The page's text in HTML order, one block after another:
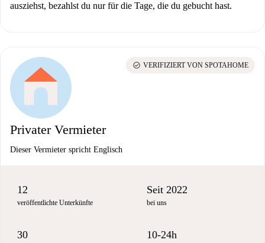
ausziehst, bezahlst du nur für die Tage, die du gebucht hast.
Privater Vermieter
Dieser Vermieter spricht Englisch
check_circle VERIFIZIERT VON SPOTAHOME
12
veröffentlichte Unterkünfte
Seit 2022
bei uns
30 10-24h